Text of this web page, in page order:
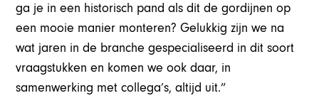
ga je in een historisch pand als dit de gordijnen op
een mooie manier monteren? Gelukkig zijn we na
wat jaren in de branche gespecialiseerd in dit soort
vraagstukken en komen we ook daar, in
samenwerking met collega’s, altijd uit.”